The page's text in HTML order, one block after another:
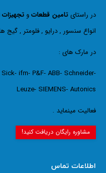
در راستای تامین قطعاتو
انواع سنسور , درایو , فلومتر , گیج
در مارک های :
ifm- P&F- ABB- Schneider-
Leuze- SIEMENS- Autonics
فعالیت مینماید .
مشاوره رایگان دریافت کنید!
اطلاعات تماس